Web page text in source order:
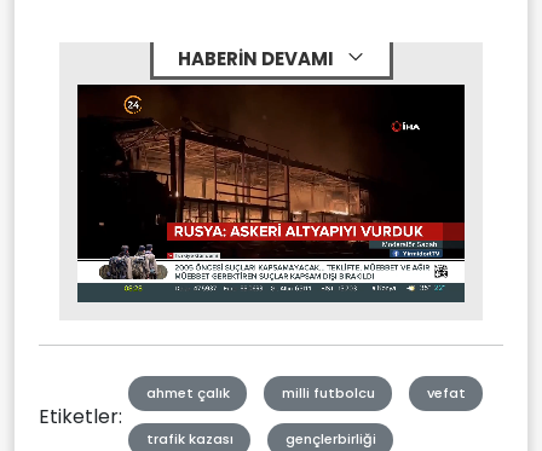
HABERİN DEVAMI
Unmute Stream
Etiketler:
ahmet çalık milli futbolcu vefat
trafik kazası gençlerbirliği